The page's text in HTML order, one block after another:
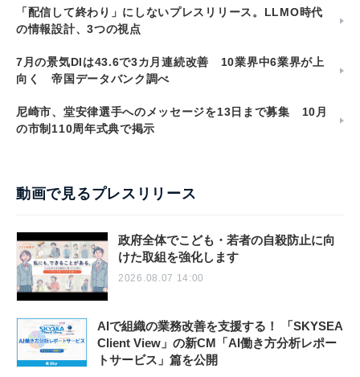
「配信して終わり」にしないプレスリリース。LLMO時代
の情報設計、3つの視点
7月の景気DIは43.6で3カ月連続改善 10業界中6業界が上
向く 帝国データバンク調べ
尼崎市、堂安律選手へのメッセージを13日まで募集 10月
の市制110周年式典で掲示
動画で見るプレスリリース
政府全体でこども・若者の自殺防止に向
けた取組を強化します
2026.08.07 14:00
AIで組織の業務改善を支援する！ 「SKYSEA
Client View」の新CM「AI働き方分析レポー
トサービス」篇を公開